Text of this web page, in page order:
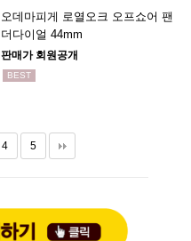
오데마피게 로열오크 오프쇼어 팬
더다이얼 44mm
판매가 회원공개
BEST
4 5